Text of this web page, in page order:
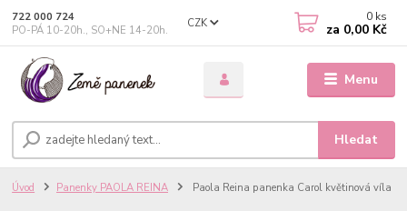
Menu
CZK
Hledat
722 000 724
PO-PÁ 10-20h., SO+NE 14-20h.
0 ks
za 0,00 Kč
Úvod Panenky PAOLA REINA Paola Reina panenka Carol květinová víla